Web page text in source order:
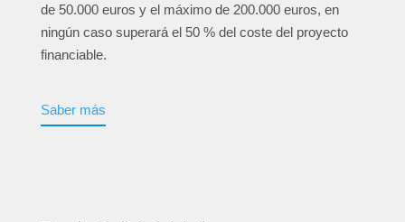
de 50.000 euros y el máximo de 200.000 euros, en
ningún caso superará el 50 % del coste del proyecto
financiable.
Saber más